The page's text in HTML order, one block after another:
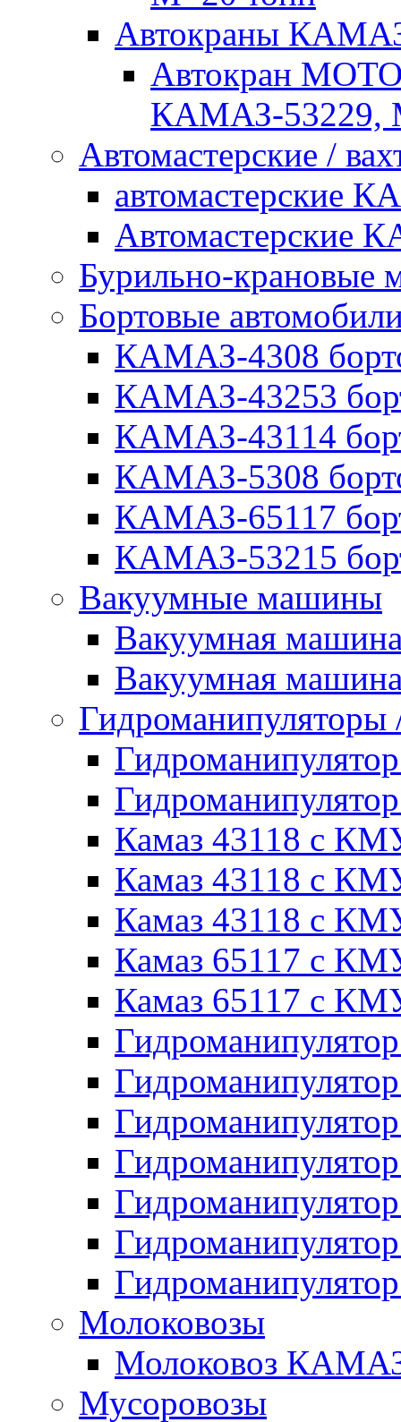
Автокраны
Автокран
КАМАЗ-53229,
Автомастерские /
автомастерские
Автомастерские
Бурильно-крановые
Бортовые
КАМАЗ-4308
КАМАЗ-43253
КАМАЗ-43114
КАМАЗ-5308
КАМАЗ-65117
КАМАЗ-53215
Вакуумные машины
Вакуумная
Вакуумная
Камаз 43118 с
Камаз 43118 с
Камаз 43118 с
Камаз 65117 с
Камаз 65117 с
Молоковозы
Молоковоз
Мусоровозы